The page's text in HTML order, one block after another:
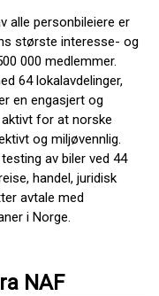
alle personbileiere er
største interesse- og
000 medlemmer.
64 lokalavdelinger,
en engasjert og
for at norske
og miljøvennlig.
av biler ved 44
handel, juridisk
avtale med
i Norge.
NAF